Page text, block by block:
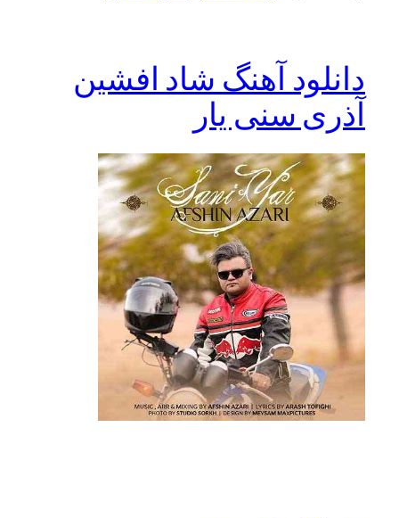
دانلود آهنگ شاد افشین
آذری سنی یار